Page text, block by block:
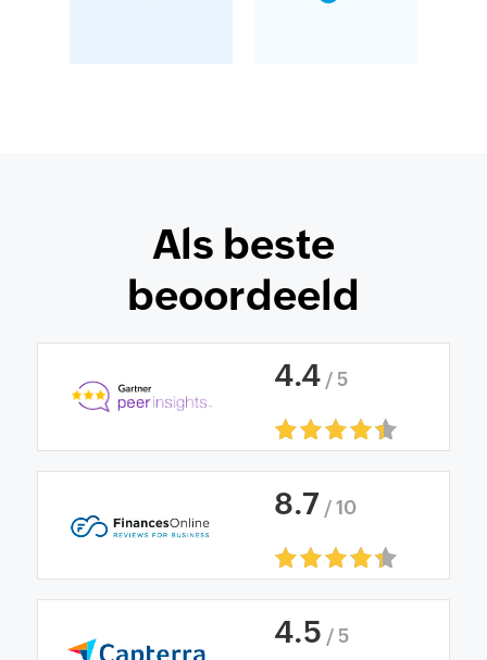
Als beste
beoordeeld
4.4 / 5
8.7 / 10
4.5 / 5